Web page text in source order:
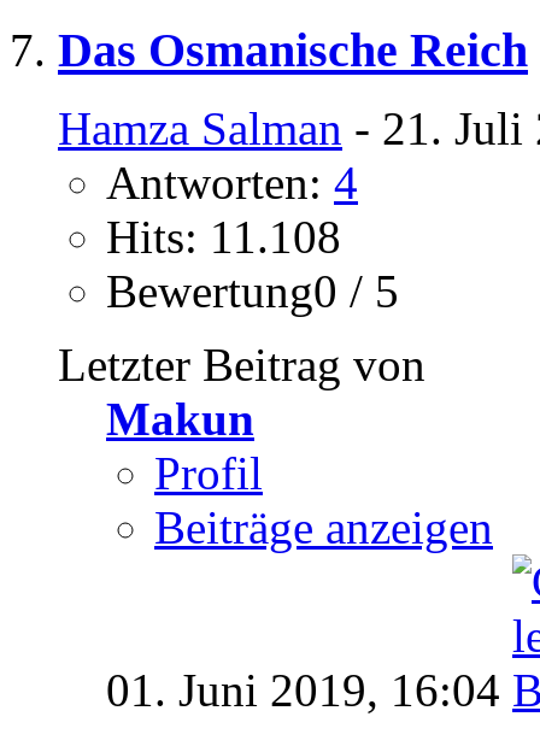
Das Osmanische Reich
Hamza Salman - 21. Juli
Antworten: 4
Hits: 11.108
Bewertung0 / 5
Letzter Beitrag von
Makun
Profil
Beiträge anzeigen
01. Juni 2019, 16:04